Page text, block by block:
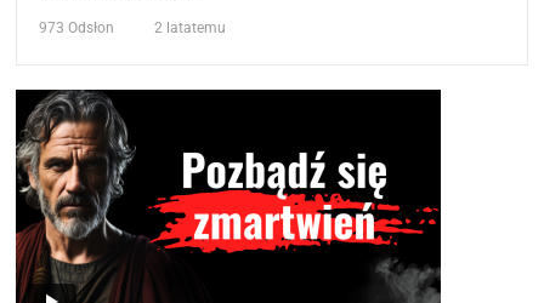
973 Odsłon 2 latatemu